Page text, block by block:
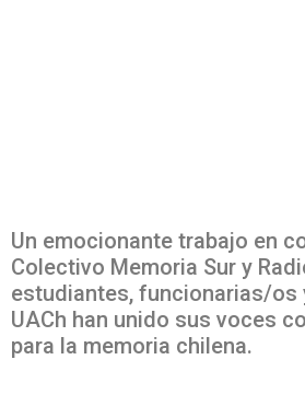
Un emocionante trabajo en
Colectivo Memoria Sur y
estudiantes, funcionarias/os
UACh han unido sus voces
para la memoria chilena.